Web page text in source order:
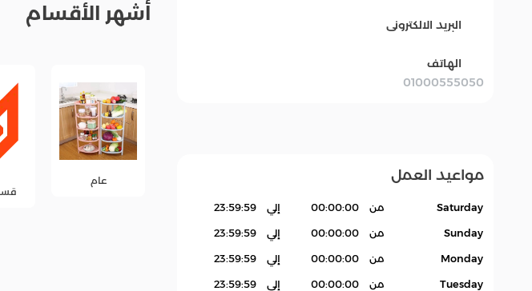
البريد الالكترونى
الهاتف
01000555050
مواعيد العمل
Saturday من 00:00:00 إلي 23:59:59
Sunday من 00:00:00 إلي 23:59:59
Monday من 00:00:00 إلي 23:59:59
Tuesday من 00:00:00 إلي 23:59:59
أشهر الأقسام
قسم الاجبان